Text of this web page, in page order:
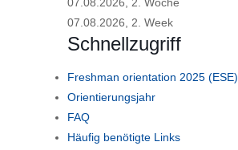
07.08.2026, 2. Week
Schnellzugriff
Freshman orientation 2025 (ESE)
Orientierungsjahr
FAQ
Häufig benötigte Links